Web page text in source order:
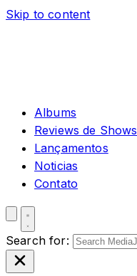
Skip to content
Albums
Reviews de Shows
Lançamentos
Noticias
Contato
Search for: